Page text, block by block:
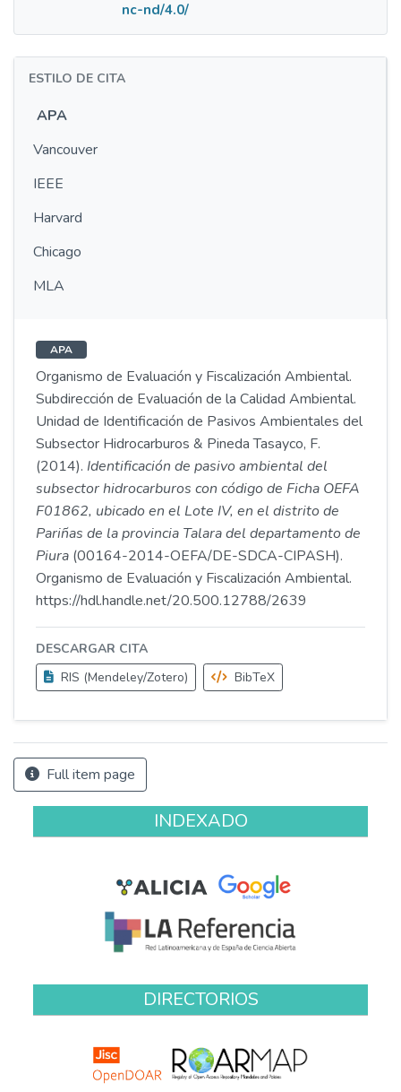
nc-nd/4.0/
ESTILO DE CITA
APA
Vancouver
IEEE
Harvard
Chicago
MLA
APA
Organismo de Evaluación y Fiscalización Ambiental.
Subdirección de Evaluación de la Calidad Ambiental.
Unidad de Identificación de Pasivos Ambientales del
Subsector Hidrocarburos & Pineda Tasayco, F.
(2014). Identificación de pasivo ambiental del
subsector hidrocarburos con código de Ficha OEFA
F01862, ubicado en el Lote IV, en el distrito de
Pariñas de la provincia Talara del departamento de
Piura (00164-2014-OEFA/DE-SDCA-CIPASH).
Organismo de Evaluación y Fiscalización Ambiental.
https://hdl.handle.net/20.500.12788/2639
DESCARGAR CITA
RIS (Mendeley/Zotero)
BibTeX
Full item page
INDEXADO
DIRECTORIOS